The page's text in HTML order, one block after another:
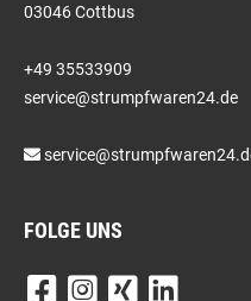
03046 Cottbus
+49 35533909
service@strumpfwaren24.de
FOLGE UNS